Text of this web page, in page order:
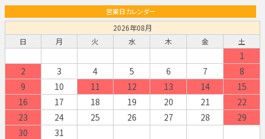
営業日カレンダー
2026年08月
日
月 火 水 木 金 土
1
2
3 4 5 6 7
8
9
10 11 12 13 14
15
16
17 18 19 20 21
22
23
24 25 26 27 28
29
30
31